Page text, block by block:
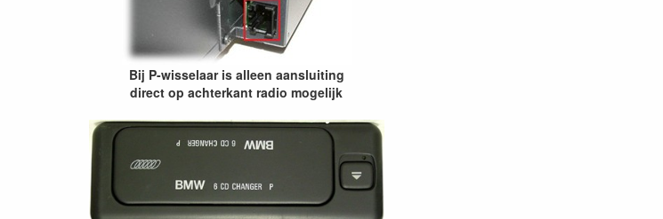
Bij P-wisselaar is alleen aansluiting
direct op achterkant radio mogelijk